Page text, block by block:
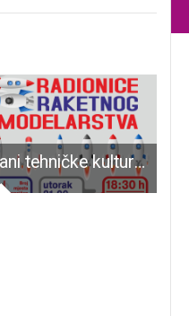
Dani tehničke kulture: Radionice raketnog modelarstva